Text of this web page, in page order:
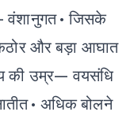
वंशानुगत • जिसके
और बड़ा आघात
की उम्र— वयसंधि
• अधिक बोलने